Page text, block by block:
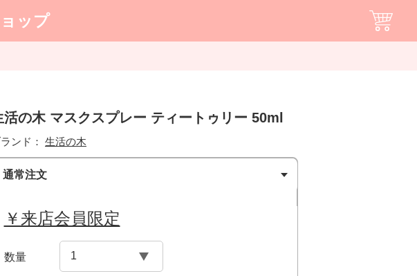
ップ
活の木 マスクスプレー ティートゥリー 50ml
ンド： 生活の木
通常注文
￥来店会員限定
数量